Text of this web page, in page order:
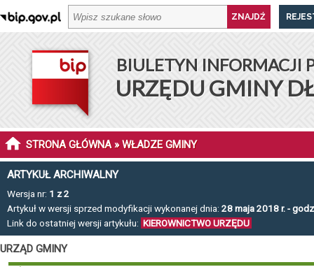
BIULETYN INFORMACJI
URZĘDU GMINY
STRONA GŁÓWNA» WŁADZE GMINY
ARTYKUŁ ARCHIWALNY
Wersja nr: 1 z 2
Artykuł w wersji sprzed modyfikacji wykonanej dnia: 28 maja 2018 r. -
Link do ostatniej wersji artykułu: KIEROWNICTWO URZĘDU
URZĄD GMINY